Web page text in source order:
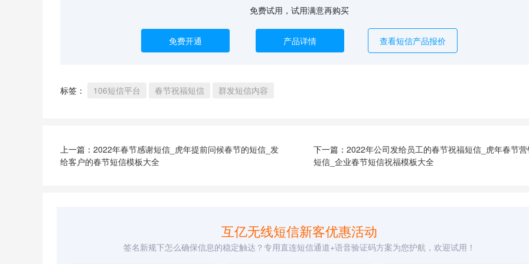
免费试用，试用满意再购买
免费开通 产品详情 查看短信产品报价
标签： 106短信平台 春节祝福短信 群发短信内容
上一篇： 2022年春节感谢短信_虎年提前问候春节的短信_发
给客户的春节短信模板大全
下一篇： 2022年公司发给员工的春节祝福短信_虎年春节
短信_企业春节短信祝福模板大全
互亿无线短信新客优惠活动
签名新规下怎么确保信息的稳定触达？专用直连短信通道+语音验证码方案为您护航，欢迎试用！